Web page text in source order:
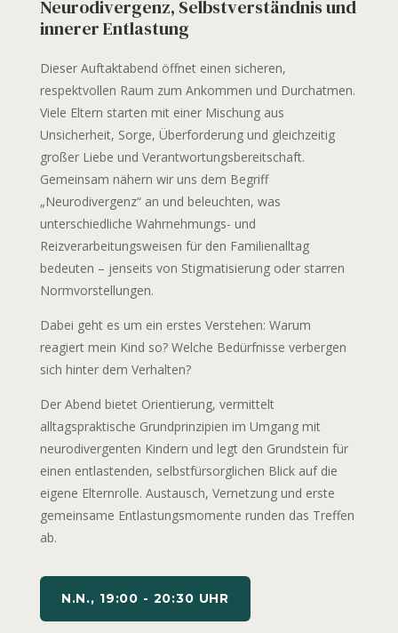
Neurodivergenz, Selbstverständnis und
innerer Entlastung
Dieser Auftaktabend öffnet einen sicheren,
respektvollen Raum zum Ankommen und Durchatmen.
Viele Eltern starten mit einer Mischung aus
Unsicherheit, Sorge, Überforderung und gleichzeitig
großer Liebe und Verantwortungsbereitschaft.
Gemeinsam nähern wir uns dem Begriff
„Neurodivergenz“ an und beleuchten, was
unterschiedliche Wahrnehmungs- und
Reizverarbeitungsweisen für den Familienalltag
bedeuten – jenseits von Stigmatisierung oder starren
Normvorstellungen.
Dabei geht es um ein erstes Verstehen: Warum
reagiert mein Kind so? Welche Bedürfnisse verbergen
sich hinter dem Verhalten?
Der Abend bietet Orientierung, vermittelt
alltagspraktische Grundprinzipien im Umgang mit
neurodivergenten Kindern und legt den Grundstein für
einen entlastenden, selbstfürsorglichen Blick auf die
eigene Elternrolle. Austausch, Vernetzung und erste
gemeinsame Entlastungsmomente runden das Treffen
ab.
N.N., 19:00 - 20:30 UHR